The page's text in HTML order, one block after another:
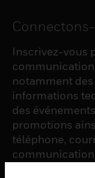
Inscrivez-vous
notamment
informations
des
promotions
téléphone,